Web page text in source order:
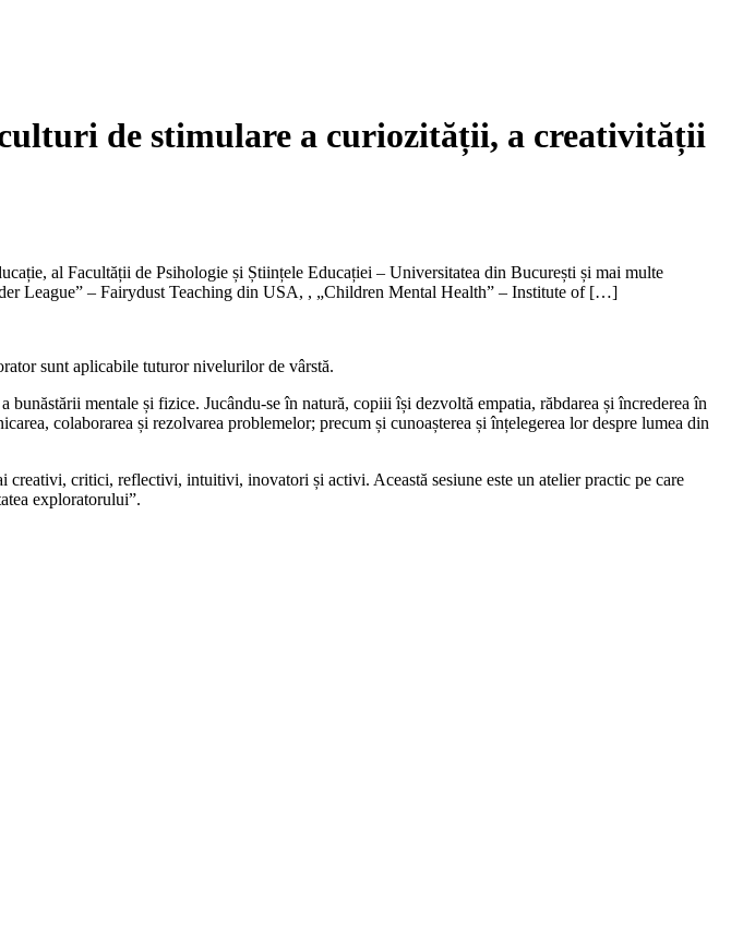
de stimulare a curiozității, a creativității
al Facultății de Psihologie și Științele Educației – Universitatea din București și mai multe
League” – Fairydust Teaching din USA, , „Children Mental Health” – Institute of […]
sunt aplicabile tuturor nivelurilor de vârstă.
mentale și fizice. Jucându-se în natură, copiii își dezvoltă empatia, răbdarea și încrederea în
colaborarea și rezolvarea problemelor; precum și cunoașterea și înțelegerea lor despre lumea din
creativi, critici, reflectivi, intuitivi, inovatori și activi. Această sesiune este un atelier practic pe care
exploratorului”.